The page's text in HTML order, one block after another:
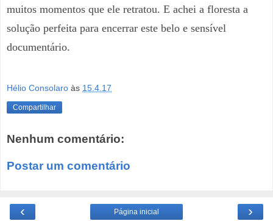
muitos momentos que ele retratou. E achei a floresta a
solução perfeita para encerrar este belo e sensível
documentário.
Hélio Consolaro às 15.4.17
Compartilhar
Nenhum comentário:
Postar um comentário
‹ ›
Página inicial